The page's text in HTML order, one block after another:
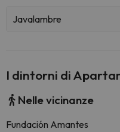
Javalambre
I dintorni di
Nelle vicinanze
Fundación Amantes